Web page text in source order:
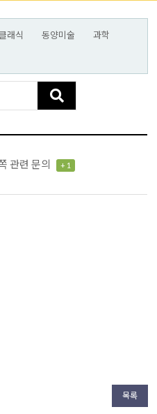
래식 동양미술
과학
관련 문의 + 1
목록